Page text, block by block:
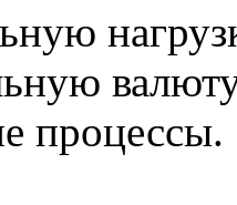
процессы.